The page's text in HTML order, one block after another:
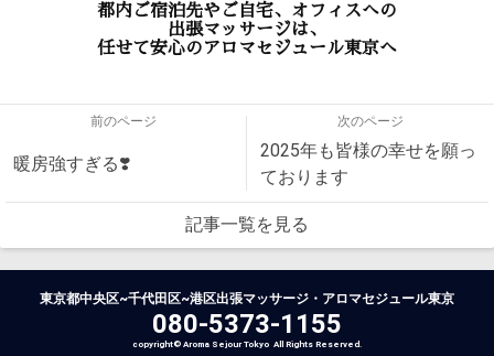
都内ご宿泊先やご自宅、オフィスへの
出張マッサージは、
任せて安心のアロマセジュール東京へ
前のページ
暖房強すぎる❣️
次のページ
2025年も皆様の幸せを願っ
ております
記事一覧を見る
東京都中央区~千代田区~港区出張マッサージ・アロマセジュール東京
080-5373-1155
copyright© Aroma Sejour Tokyo All Rights Reserved.